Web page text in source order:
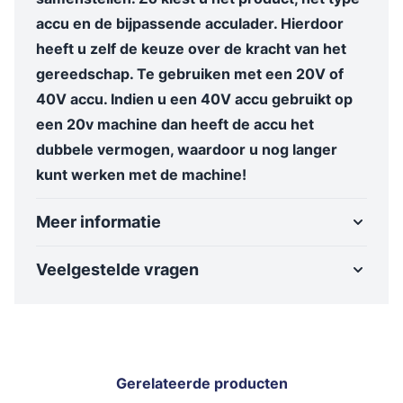
accu en de bijpassende acculader. Hierdoor
heeft u zelf de keuze over de kracht van het
gereedschap. Te gebruiken met een 20V of
40V accu. Indien u een 40V accu gebruikt op
een 20v machine dan heeft de accu het
dubbele vermogen, waardoor u nog langer
kunt werken met de machine!
Meer informatie
Veelgestelde vragen
Gerelateerde producten